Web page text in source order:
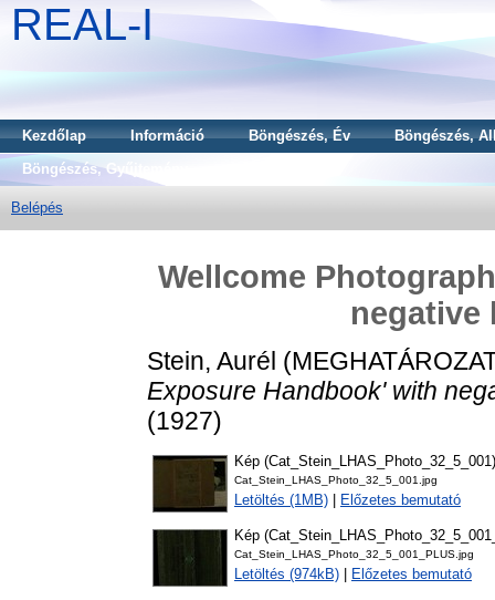
REAL-I
Kezdőlap Információ Böngészés, Év
Böngészés,
Böngészés, Gyűjtemény
Belépés
Wellcome
negative
Stein, Aurél
Exposure Handbook' with
(1927)
Kép (Cat_Stein_LHAS_Photo_32_5_001)
Cat_Stein_LHAS_Photo_32_5_001.jpg
Letöltés (1MB) Előzetes bemutató
Kép
Cat_Stein_LHAS_Photo_32_5_001_PLUS.jpg
Letöltés (974kB) Előzetes bemutató